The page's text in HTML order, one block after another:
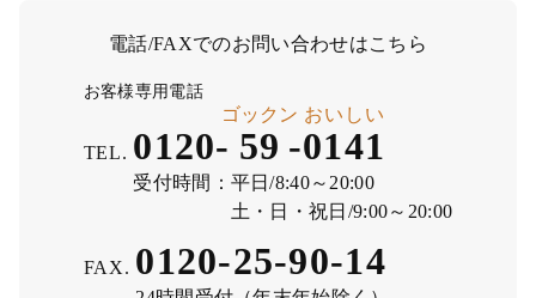
電話/FAXでのお問い合わせはこちら
お客様専用電話
TEL. 0120- 59
ゴックン
-0141
おいしい
受付時間： 平日/8:40～20:00
土・日・祝日/9:00～20:00
FAX. 0120-25-90-14